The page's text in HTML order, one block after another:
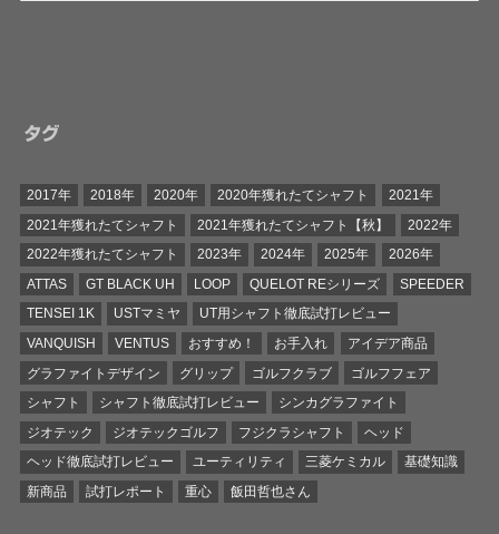
タグ
2017年 2018年 2020年 2020年獲れたてシャフト
2021年
2021年獲れたてシャフト
2021年獲れたてシャフト【秋】
2022年
2022年獲れたてシャフト
2023年 2024年 2025年
2026年
ATTAS
GT BLACK UH LOOP QUELOT REシリーズ
SPEEDER
TENSEI 1K
USTマミヤ
UT用シャフト徹底試打レビュー
VANQUISH
VENTUS おすすめ！ お手入れ
アイデア商品
グラファイトデザイン
グリップ ゴルフクラブ
ゴルフフェア
シャフト
シャフト徹底試打レビュー
シンカグラファイト
ジオテック
ジオテックゴルフ フジクラシャフト
ヘッド
ヘッド徹底試打レビュー
ユーティリティ 三菱ケミカル
基礎知識
新商品
試打レポート 重心 飯田哲也さん